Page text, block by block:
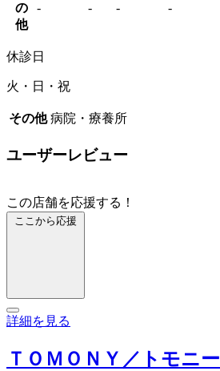
の
他
- - - -
休診日
火・日・祝
その他 病院・療養所
ユーザーレビュー
この店舗を応援する！
ここから応援
詳細を見る
ＴＯＭＯＮＹ／トモニ